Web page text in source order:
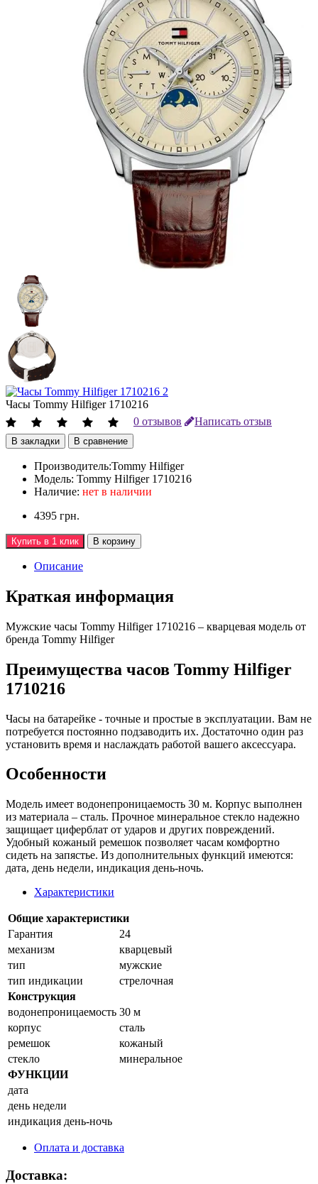
Часы Tommy Hilfiger 1710216
0 отзывов
Написать отзыв
В закладки В сравнение
Производитель:Tommy Hilfiger
Модель: Tommy Hilfiger 1710216
Наличие: нет в наличии
4395 грн.
Купить в 1 клик В корзину
Описание
Краткая информация
Мужские часы Tommy Hilfiger 1710216 – кварцевая модель от
бренда Tommy Hilfiger
Преимущества часов Tommy Hilfiger
1710216
Часы на батарейке - точные и простые в эксплуатации. Вам не
потребуется постоянно подзаводить их. Достаточно один раз
установить время и наслаждать работой вашего аксессуара.
Особенности
Модель имеет водонепроницаемость 30 м. Корпус выполнен
из материала – сталь. Прочное минеральное стекло надежно
защищает циферблат от ударов и других повреждений.
Удобный кожаный ремешок позволяет часам комфортно
сидеть на запястье. Из дополнительных функций имеются:
дата, день недели, индикация день-ночь.
Характеристики
Общие характеристики
Гарантия
24
механизм
кварцевый
тип
мужские
тип индикации
стрелочная
Конструкция
водонепроницаемость 30 м
корпус
сталь
ремешок
кожаный
стекло
минеральное
ФУНКЦИИ
дата
день недели
индикация день-ночь
Оплата и доставка
Доставка: